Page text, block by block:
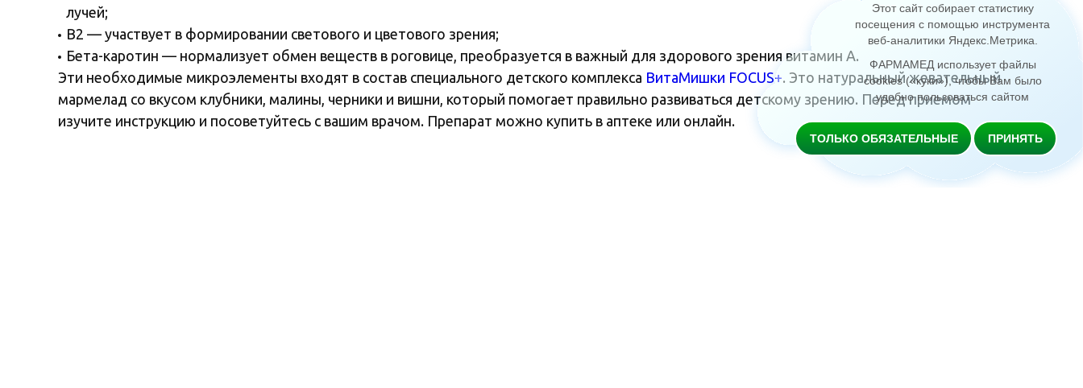
лучей;
B2 — участвует в формировании светового и цветового зрения;
Бета-каротин — нормализует обмен веществ в роговице, преобразуется в важный для здорового зрения витамин А.
Эти необходимые микроэлементы входят в состав специального детского комплекса ВитаМишки FOCUS+. Это натуральный жевательный
мармелад со вкусом клубники, малины, черники и вишни, который помогает правильно развиваться детскому зрению. Перед приемом
изучите инструкцию и посоветуйтесь с вашим врачом. Препарат можно купить в аптеке или онлайн.
Этот сайт собирает статистику
посещения с помощью инструмента
веб-аналитики Яндекс.Метрика
ФАРМАМЕД использует файлы
cookies («куки»), чтобы Вам было
удобно пользоваться сайтом
ТОЛЬКО ОБЯЗАТЕЛЬНЫЕ ПРИНЯТЬ